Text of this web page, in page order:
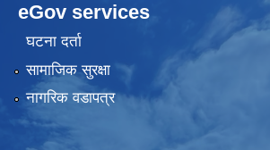
eGov services
घटना दर्ता
सामाजिक सुरक्षा
नागरिक वडापत्र